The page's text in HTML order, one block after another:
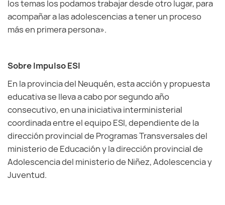
los temas los podamos trabajar desde otro lugar, para
acompañar a las adolescencias a tener un proceso
más en primera persona».
Sobre Impulso ESI
En la provincia del Neuquén, esta acción y propuesta
educativa se lleva a cabo por segundo año
consecutivo, en una iniciativa interministerial
coordinada entre el equipo ESI, dependiente de la
dirección provincial de Programas Transversales del
ministerio de Educación y la dirección provincial de
Adolescencia del ministerio de Niñez, Adolescencia y
Juventud.